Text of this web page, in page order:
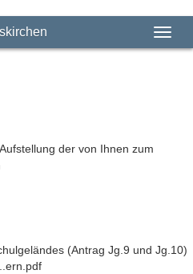
der von Ihnen zum
(Antrag Jg.9 und Jg.10)